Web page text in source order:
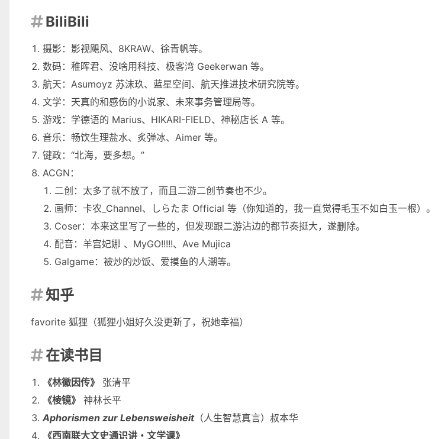
BiliBili
摄影： 影视飓风、 8KRAW、 徐青帆等。
数码： 稚晖君、 没啥用科技、 极客湾 Geekerwan 等。
航天： Asumoyz 苏沫玖、 蓝星空间、 航天推进技术研究院等。
文学： 天真的和感伤的小说家、 未来事务管理局等。
游戏： 学德语的 Marius、 HIKARI-FIELD、 神秘店长 A 等。
音乐： 畅饮生理盐水、 炙弹冰、 Aimer 等。
键政：“北海，要多想。”
ACGN：
二创：太多了就不放了，而且二游二创节奏也不少。
画师： 卡农_Channel、 しらたま Official 等（你知道的，我一直觉得毛玉不如白玉一根）。
Coser：本来这里写了一些的，但发现跟二游沾边的都节奏挺大，遂删除。
配音： 羊宫妃娜 、 MyGO!!!!!、 Ave Mujica
Galgame： 被炒的炒饭、 爱摸鱼的人潮等。
知乎
favorite 狐狸 （狐狸小姐好久没更新了，祝她幸福）
在读书目
《林徽因传》
张清平
《棱镜》
神林长平
Aphorismen zur Lebensweisheit（人生智慧真言）叔本华
《西南联大文史通识讲・文学课》